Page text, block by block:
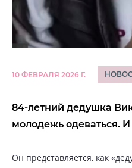
10 ФЕВРАЛЯ 2026 Г.
84-летний дедушка
молодежь одеваться. И
Он представляется, как